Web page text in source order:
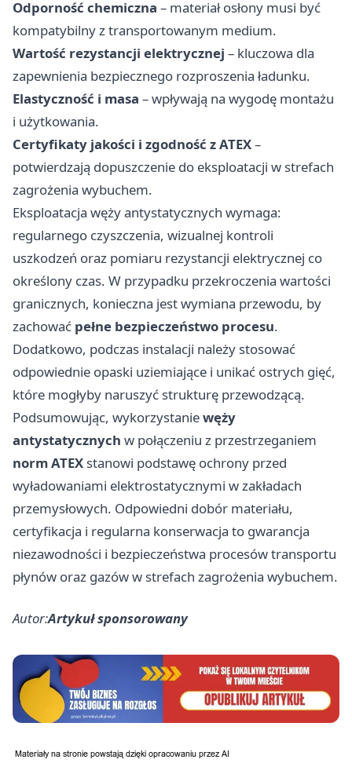
Odporność chemiczna – materiał osłony musi być
kompatybilny z transportowanym medium.
Wartość rezystancji elektrycznej – kluczowa dla
zapewnienia bezpiecznego rozproszenia ładunku.
Elastyczność i masa – wpływają na wygodę montażu
i użytkowania.
Certyfikaty jakości i zgodność z ATEX–
potwierdzają dopuszczenie do eksploatacji w strefach
zagrożenia wybuchem.
Eksploatacja węży antystatycznych wymaga:
regularnego czyszczenia, wizualnej kontroli
uszkodzeń oraz pomiaru rezystancji elektrycznej co
określony czas. W przypadku przekroczenia wartości
granicznych, konieczna jest wymiana przewodu, by
zachować pełne bezpieczeństwo procesu.
Dodatkowo, podczas instalacji należy stosować
odpowiednie opaski uziemiające i unikać ostrych gięć,
które mogłyby naruszyć strukturę przewodzącą.
Podsumowując, wykorzystaniewęży
antystatycznych w połączeniu z przestrzeganiem
norm ATEX stanowi podstawę ochrony przed
wyładowaniami elektrostatycznymi w zakładach
przemysłowych. Odpowiedni dobór materiału,
certyfikacja i regularna konserwacja to gwarancja
niezawodności i bezpieczeństwa procesów transportu
płynów oraz gazów w strefach zagrożenia wybuchem.
Autor:Artykuł sponsorowany